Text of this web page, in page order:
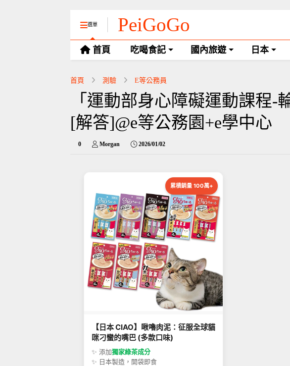
選單 PeiGoGo
首頁 吃喝食記 國內旅遊 日本
首頁 測驗 E等公務員
「運動部身心障礙運動課程-
[解答]@e等公務園+e學中心
0 Morgan 2026/01/02
累積銷量 100萬+
【日本 CIAO】啾嚕肉泥：征服全球貓
咪刁蠻的嘴巴 (多款口味)
✨ 添加獨家綠茶成分
✨ 日本製造，開袋即食